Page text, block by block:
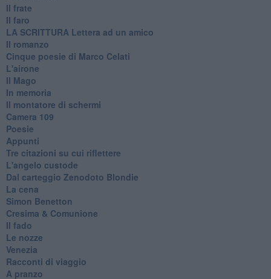
Il frate
Il faro
​LA SCRITTURA Lettera ad un amico
Il romanzo
Cinque poesie di Marco Celati
L'airone
Il Mago
In memoria
Il montatore di schermi
Camera 109
Poesie
Appunti
Tre citazioni su cui riflettere
L'angelo custode
Dal carteggio Zenodoto Blondie
La cena
Simon Benetton
Cresima & Comunione
Il fado
Le nozze
Venezia
Racconti di viaggio
A pranzo